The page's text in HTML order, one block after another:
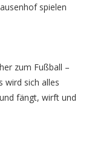
spielen
zum Fußball –
wird sich alles
fängt, wirft und